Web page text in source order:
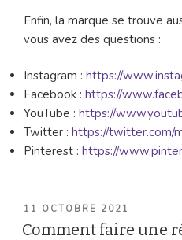
Enfin, la marque se trouve
vous avez des questions :
Instagram : https://
Facebook : https://
YouTube : https://
Twitter : https://twitter.com/
Pinterest : https://
PUBLIÉ
LE
11 OCTOBRE 2021
Comment faire une